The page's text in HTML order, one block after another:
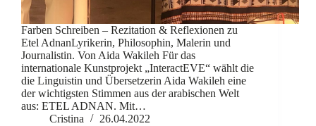
Farben Schreiben – Rezitation & Reflexionen zu
Etel AdnanLyrikerin, Philosophin, Malerin und
Journalistin. Von Aida Wakileh Für das
internationale Kunstprojekt „InteractEVE“ wählt die
die Linguistin und Übersetzerin Aida Wakileh eine
der wichtigsten Stimmen aus der arabischen Welt
aus: ETEL ADNAN. Mit…
Cristina
26.04.2022